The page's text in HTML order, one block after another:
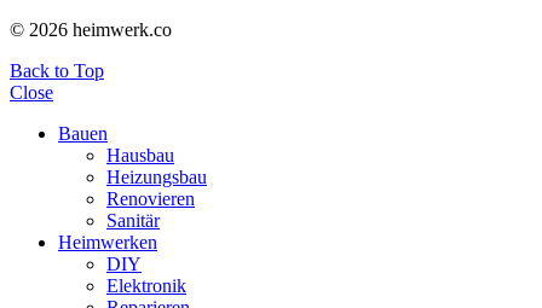
© 2026 heimwerk.co
Back to Top
Close
Bauen
Hausbau
Heizungsbau
Renovieren
Sanitär
Heimwerken
DIY
Elektronik